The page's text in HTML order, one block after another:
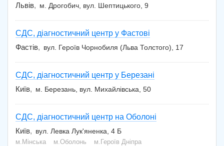
Львів
м. Дрогобич, вул. Шептицького, 9
СДС, діагностичний центр у Фастові
Фастів
вул. Героїв Чорнобиля (Льва Толстого), 17
СДС, діагностичний центр у Березані
Київ
м. Березань, вул. Михайлівська, 50
СДС, діагностичний центр на Оболоні
Київ
вул. Левка Лук'яненка, 4 Б
м.Мінська м.Оболонь м.Героїв Дніпра